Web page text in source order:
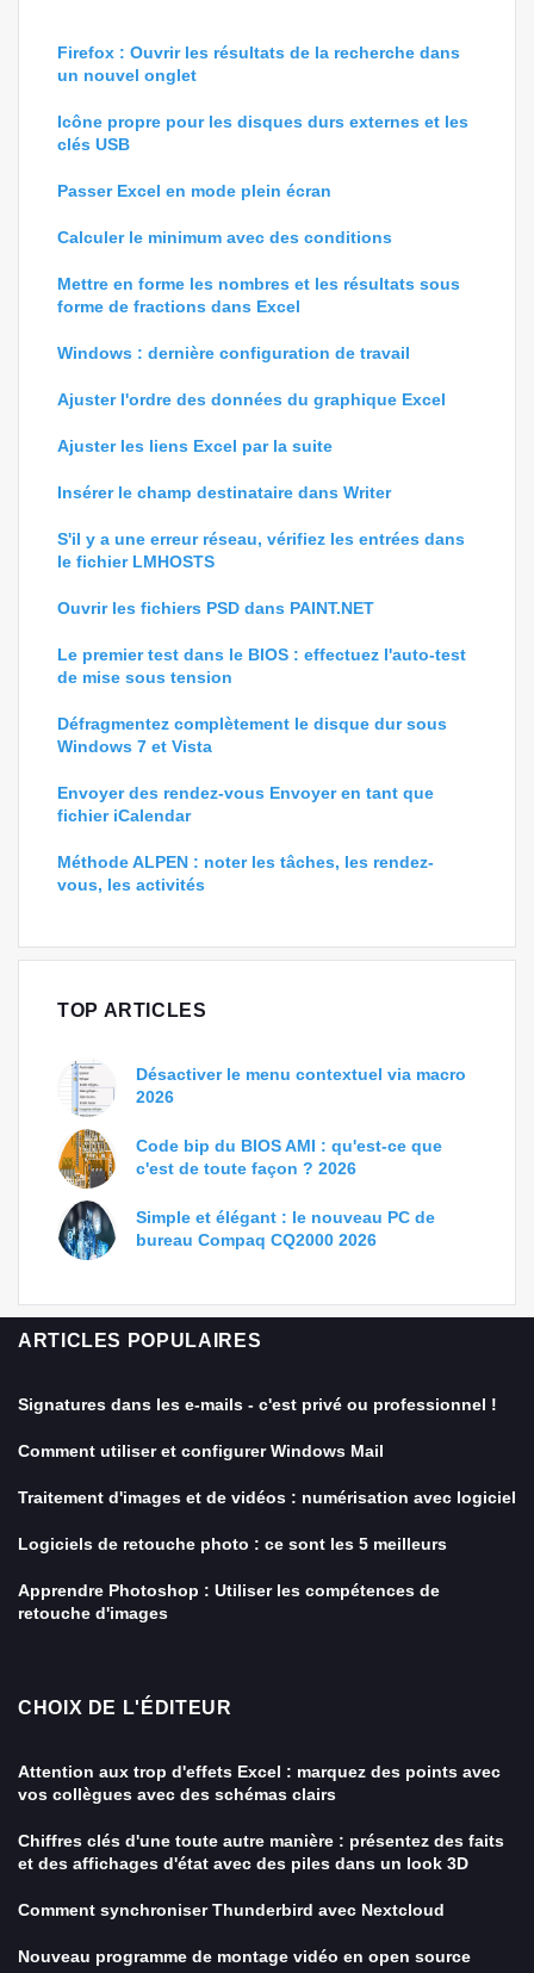
Firefox : Ouvrir les résultats de la recherche dans
un nouvel onglet
Icône propre pour les disques durs externes et les
clés USB
Passer Excel en mode plein écran
Calculer le minimum avec des conditions
Mettre en forme les nombres et les résultats sous
forme de fractions dans Excel
Windows : dernière configuration de travail
Ajuster l'ordre des données du graphique Excel
Ajuster les liens Excel par la suite
Insérer le champ destinataire dans Writer
S'il y a une erreur réseau, vérifiez les entrées dans
le fichier LMHOSTS
Ouvrir les fichiers PSD dans PAINT.NET
Le premier test dans le BIOS : effectuez l'auto-test
de mise sous tension
Défragmentez complètement le disque dur sous
Windows 7 et Vista
Envoyer des rendez-vous Envoyer en tant que
fichier iCalendar
Méthode ALPEN : noter les tâches, les rendez-
vous, les activités
TOP ARTICLES
Désactiver le menu contextuel via macro
2026
Code bip du BIOS AMI : qu'est-ce que
c'est de toute façon ? 2026
Simple et élégant : le nouveau PC de
bureau Compaq CQ2000 2026
ARTICLES POPULAIRES
Signatures dans les e-mails - c'est privé ou professionnel !
Comment utiliser et configurer Windows Mail
Traitement d'images et de vidéos : numérisation avec logiciel
Logiciels de retouche photo : ce sont les 5 meilleurs
Apprendre Photoshop : Utiliser les compétences de
retouche d'images
CHOIX DE L'ÉDITEUR
Attention aux trop d'effets Excel : marquez des points avec
vos collègues avec des schémas clairs
Chiffres clés d'une toute autre manière : présentez des faits
et des affichages d'état avec des piles dans un look 3D
Comment synchroniser Thunderbird avec Nextcloud
Nouveau programme de montage vidéo en open source